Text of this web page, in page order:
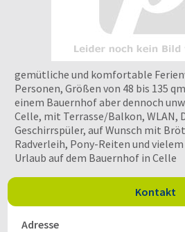
gemütliche und komfortable
Personen, Größen von 48 bis 135
einem Bauernhof aber dennoch
Celle, mit Terrasse/Balkon, WLAN,
Geschirrspüler, auf Wunsch mit
Radverleih, Pony-Reiten und
Urlaub auf dem Bauernhof in Celle
Kontakt
Adresse